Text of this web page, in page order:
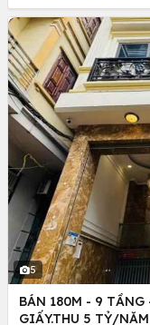
5
BÁN 180M - 9
GIẤY.THU 5 TỶ/NĂM